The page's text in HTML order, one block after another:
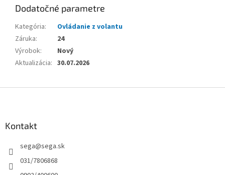
Dodatočné parametre
Kategória:
Ovládanie z volantu
Záruka:
24
Výrobok:
Nový
Aktualizácia: 30.07.2026
Kontakt
sega@sega.sk
031/7806868